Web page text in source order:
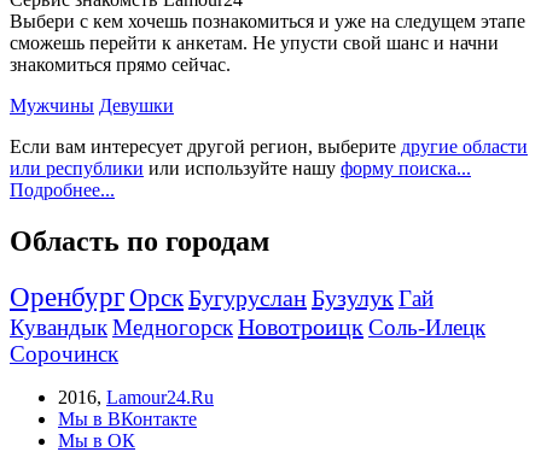
Выбери с кем хочешь познакомиться и уже на следущем этапе
сможешь перейти к анкетам. Не упусти свой шанс и начни
знакомиться прямо сейчас.
Мужчины Девушки
Если вам интересует другой регион, выберите другие области
или республики или используйте нашу форму поиска...
Подробнее...
Область по городам
ОренбургОрскБугурусланБузулукГай
КувандыкМедногорскНовотроицкСоль-Илецк
Сорочинск
2016, Lamour24.Ru
Мы в ВКонтакте
Мы в ОК